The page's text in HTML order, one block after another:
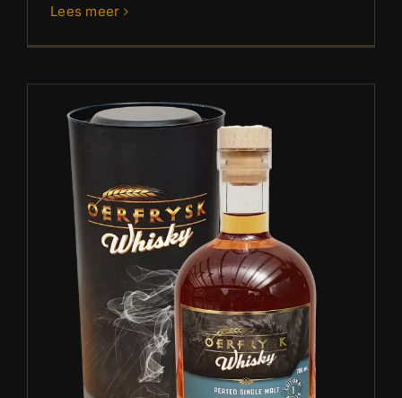
Lees meer
Oerfrysk Peated Single Malt
Whisky uitverkocht
Blog